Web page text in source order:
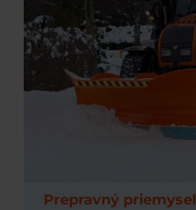
Prepravný priemysel